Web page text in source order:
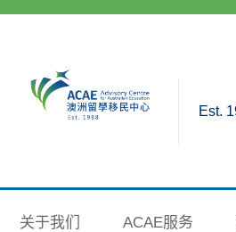
Est.
关于我们 ACAE服务